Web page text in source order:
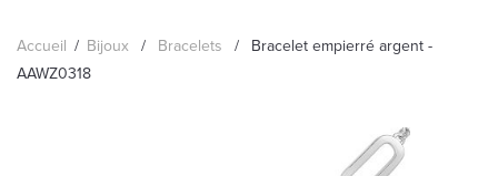
Accueil / Bijoux / Bracelets /
Bracelet empierré argent -
AAWZ0318